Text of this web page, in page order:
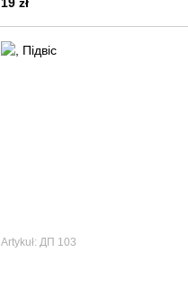
19 zł
Artykuł: ДП 103